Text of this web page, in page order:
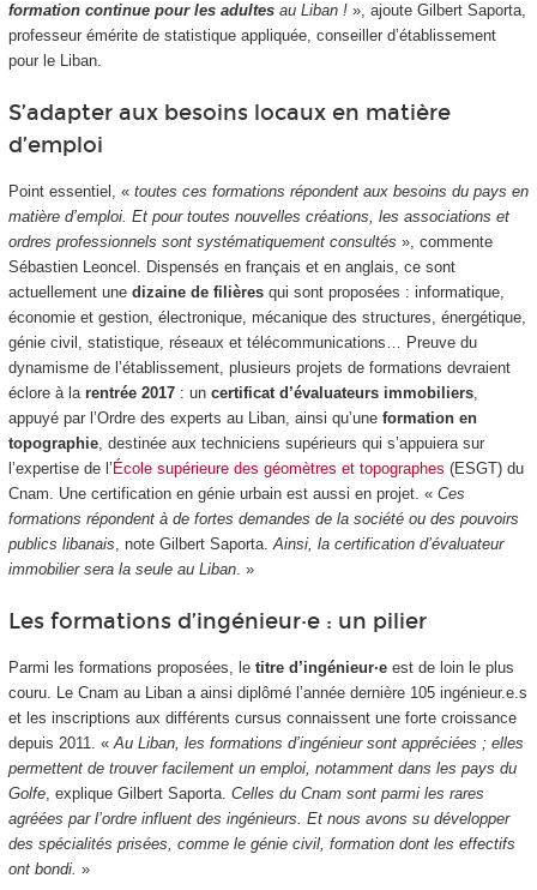
formation continue pour les adultesau Liban !», ajoute Gilbert Saporta,
professeur émérite de statistique appliquée, conseiller d’établissement
pour le Liban.
S’adapter aux besoins locaux en matière
d’emploi
Point essentiel, « toutes ces formations répondent aux besoins du pays en
matière d’emploi. Et pour toutes nouvelles créations, les associations et
ordres professionnels sont systématiquement consultés », commente
Sébastien Leoncel. Dispensés en français et en anglais, ce sont
actuellement une dizaine de filièresqui sont proposées : informatique,
économie et gestion, électronique, mécanique des structures, énergétique,
génie civil, statistique, réseaux et télécommunications… Preuve du
dynamisme de l’établissement, plusieurs projets de formations devraient
éclore à la rentrée 2017: un certificat d’évaluateurs immobiliers,
appuyé par l’Ordre des experts au Liban, ainsi qu’une formation en
topographie, destinée aux techniciens supérieurs qui s’appuiera sur
l’expertise de l’ École supérieure des géomètres et topographes (ESGT) du
Cnam. Une certification en génie urbain est aussi en projet. « Ces
formations répondent à de fortes demandes de la société ou des pouvoirs
publics libanais, note Gilbert Saporta.Ainsi, la certification d’évaluateur
immobilier sera la seule au Liban. »
Les formations d’ingénieur·e : un pilier
Parmi les formations proposées, le titre d’ingénieur·eest de loin le plus
couru. Le Cnam au Liban a ainsi diplômé l’année dernière 105 ingénieur.e.s
et les inscriptions aux différents cursus connaissent une forte croissance
depuis 2011. « Au Liban, les formations d’ingénieur sont appréciées ; elles
permettent de trouver facilement un emploi, notamment dans les pays du
Golfe, explique Gilbert Saporta. Celles du Cnam sont parmi les rares
agréées par l’ordre influent des ingénieurs. Et nous avons su développer
des spécialités prisées, comme le génie civil, formation dont les effectifs
ont bondi. »